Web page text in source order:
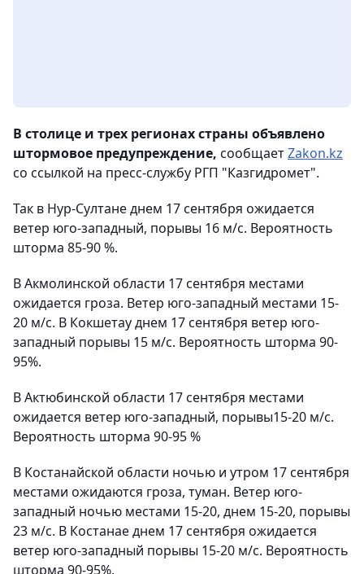
В столице и трех регионах страны объявлено
штормовое предупреждение, сообщаетZakon.kz
со ссылкой на пресс-службу РГП "Казгидромет".
Так в Нур-Султане днем 17 сентября ожидается
ветер юго-западный, порывы 16 м/с. Вероятность
шторма 85-90 %.
В Акмолинской области 17 сентября местами
ожидается гроза. Ветер юго-западный местами 15-
20 м/с. В Кокшетау днем 17 сентября ветер юго-
западный порывы 15 м/с. Вероятность шторма 90-
95%.
В Актюбинской области 17 сентября местами
ожидается ветер юго-западный, порывы15-20 м/с.
Вероятность шторма 90-95 %
В Костанайской области ночью и утром 17 сентября
местами ожидаются гроза, туман. Ветер юго-
западный ночью местами 15-20, днем 15-20, порывы
23 м/с. В Костанае днем 17 сентября ожидается
ветер юго-западный порывы 15-20 м/с. Вероятность
шторма 90-95%.